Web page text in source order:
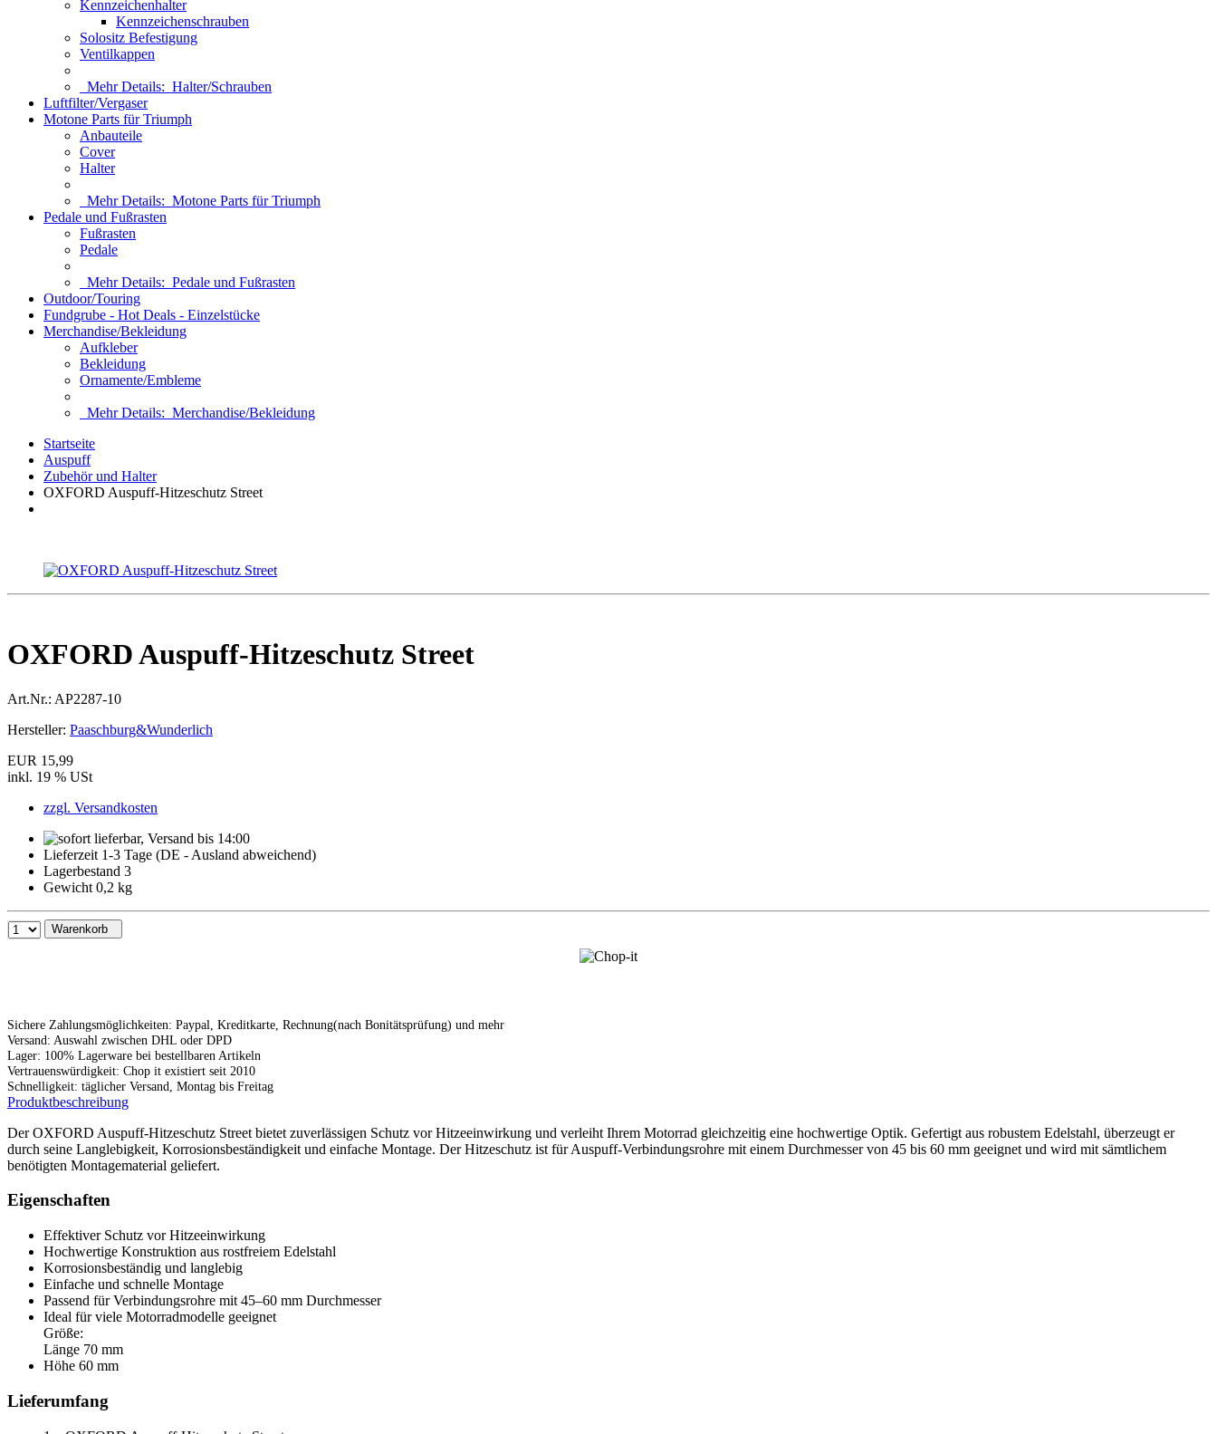
Kennzeichenhalter
Kennzeichenschrauben
Solositz Befestigung
Ventilkappen
Mehr Details: Halter/Schrauben
Luftfilter/Vergaser
Motone Parts für Triumph
Anbauteile
Cover
Halter
Mehr Details: Motone Parts für Triumph
Pedale und Fußrasten
Fußrasten
Pedale
Mehr Details: Pedale und Fußrasten
Outdoor/Touring
Fundgrube - Hot Deals - Einzelstücke
Merchandise/Bekleidung
Aufkleber
Bekleidung
Ornamente/Embleme
Mehr Details: Merchandise/Bekleidung
Startseite
Auspuff
Zubehör und Halter
OXFORD Auspuff-Hitzeschutz Street
OXFORD Auspuff-Hitzeschutz Street
Art.Nr.: AP2287-10
Hersteller: Paaschburg&Wunderlich
EUR 15,99
inkl. 19 % USt
zzgl. Versandkosten
Lieferzeit 1-3 Tage (DE - Ausland abweichend)
Lagerbestand 3
Gewicht 0,2 kg
Warenkorb
Sichere Zahlungsmöglichkeiten: Paypal, Kreditkarte, Rechnung(nach Bonitätsprüfung) und mehr
Versand: Auswahl zwischen DHL oder DPD
Lager: 100% Lagerware bei bestellbaren Artikeln
Vertrauenswürdigkeit: Chop it existiert seit 2010
Schnelligkeit: täglicher Versand, Montag bis Freitag
Produktbeschreibung
Der OXFORD Auspuff-Hitzeschutz Street bietet zuverlässigen Schutz vor Hitzeeinwirkung und verleiht Ihrem Motorrad gleichzeitig eine hochwertige Optik. Gefertigt aus robustem Edelstahl, überzeugt er
durch seine Langlebigkeit, Korrosionsbeständigkeit und einfache Montage. Der Hitzeschutz ist für Auspuff-Verbindungsrohre mit einem Durchmesser von 45 bis 60 mm geeignet und wird mit sämtlichem
benötigten Montagematerial geliefert.
Eigenschaften
Effektiver Schutz vor Hitzeeinwirkung
Hochwertige Konstruktion aus rostfreiem Edelstahl
Korrosionsbeständig und langlebig
Einfache und schnelle Montage
Passend für Verbindungsrohre mit 45–60 mm Durchmesser
Ideal für viele Motorradmodelle geeignet
Größe:
Länge 70 mm
Höhe 60 mm
Lieferumfang